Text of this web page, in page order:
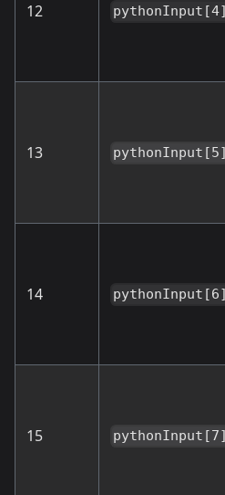
12 pythonInput[4]
13 pythonInput[5]
14 pythonInput[6]
15 pythonInput[7]